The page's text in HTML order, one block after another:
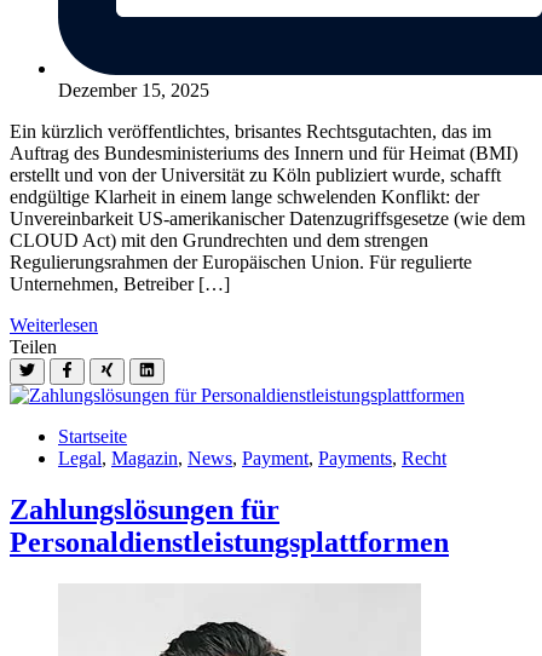
Dezember 15, 2025
Ein kürzlich veröffentlichtes, brisantes Rechtsgutachten, das im
Auftrag des Bundesministeriums des Innern und für Heimat (BMI)
erstellt und von der Universität zu Köln publiziert wurde, schafft
endgültige Klarheit in einem lange schwelenden Konflikt: der
Unvereinbarkeit US-amerikanischer Datenzugriffsgesetze (wie dem
CLOUD Act) mit den Grundrechten und dem strengen
Regulierungsrahmen der Europäischen Union. Für regulierte
Unternehmen, Betreiber […]
Weiterlesen
Teilen
Startseite
Legal, Magazin, News, Payment, Payments, Recht
Zahlungslösungen für
Personaldienstleistungsplattformen